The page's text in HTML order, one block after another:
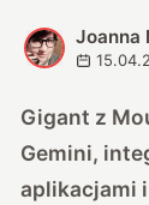
J
Joanna
Gigant z
Gemini,
aplikacjami